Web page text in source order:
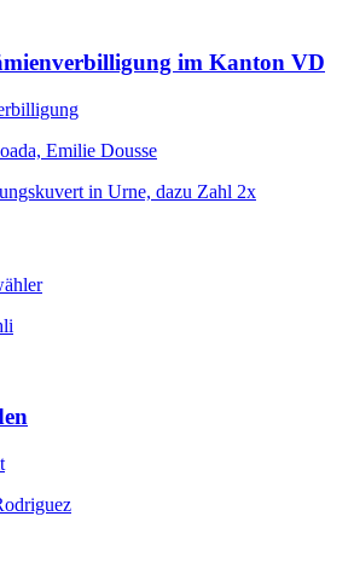
im Kanton VD
Emilie Dousse